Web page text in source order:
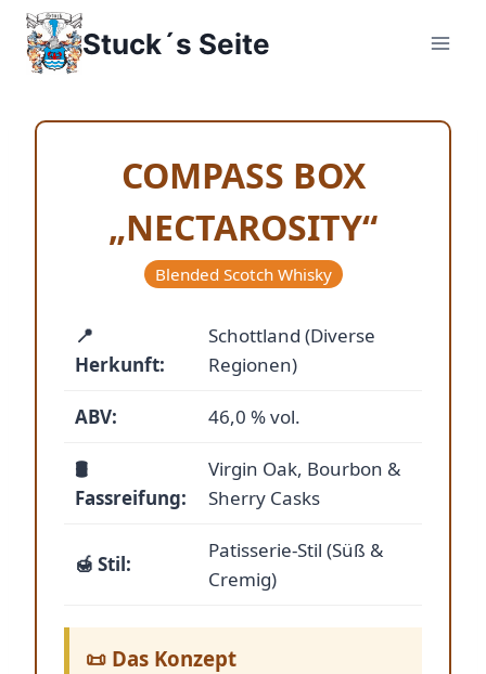
Zum
Inhalt
springen
Stuck´s Seite
COMPASS BOX
„NECTAROSITY“
Blended Scotch Whisky
📍
Herkunft:
Schottland (Diverse
Regionen)
ABV: 46,0 % vol.
🛢️
Fassreifung:
Virgin Oak, Bourbon &
Sherry Casks
🍯 Stil:
Patisserie-Stil (Süß &
Cremig)
📜 Das Konzept